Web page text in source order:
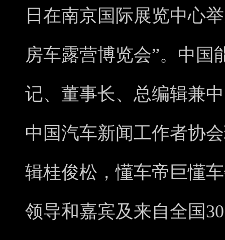
日在南京国际展览中心
房车露营博览会”。中国
记、董事长、总编辑兼
中国汽车新闻工作者协
辑桂俊松，懂车帝巨懂
领导和嘉宾及来自全国